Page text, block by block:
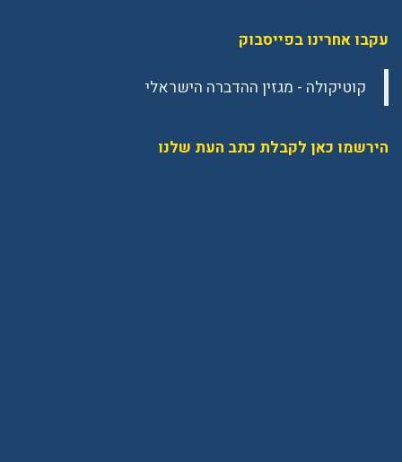
עקבו אחרינו בפייסבוק
הירשמו כאן לקבלת כתב העת שלנו